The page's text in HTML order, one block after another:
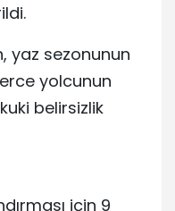
yaz sezonunun
yolcunun
belirsizlik
için 9